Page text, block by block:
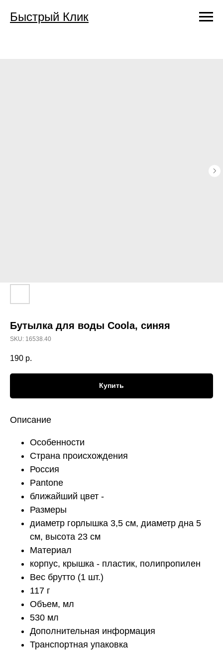
Быстрый Клик
Бутылка для воды Coola, синяя
SKU: 16538.40
190 р.
Купить
Описание
Особенности
Страна происхождения
Россия
Pantone
ближайший цвет -
Размеры
диаметр горлышка 3,5 см, диаметр дна 5
см, высота 23 см
Материал
корпус, крышка - пластик, полипропилен
Вес брутто (1 шт.)
117 г
Объем, мл
530 мл
Дополнительная информация
Транспортная упаковка